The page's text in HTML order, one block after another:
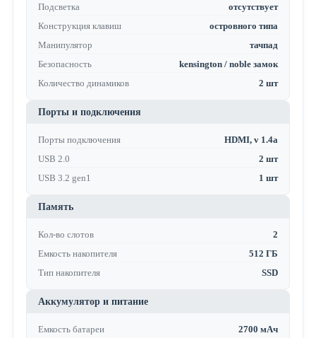
Подсветка
отсутствует
Конструкция клавиш
островного типа
Манипулятор
тачпад
Безопасность
kensington / noble замок
Количество динамиков
2 шт
Порты и подключения
Порты подключения
HDMI, v 1.4a
USB 2.0
2 шт
USB 3.2 gen1
1 шт
Память
Кол-во слотов
2
Емкость накопителя
512 ГБ
Тип накопителя
SSD
Аккумулятор и питание
Емкость батареи 2700 мАч